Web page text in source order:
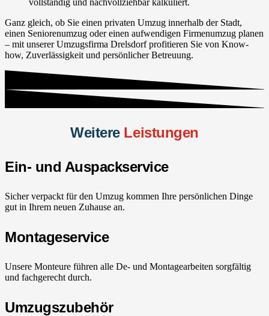
vollständig und nachvollziehbar kalkuliert.
Ganz gleich, ob Sie einen privaten Umzug innerhalb der Stadt,
einen Seniorenumzug oder einen aufwendigen Firmenumzug planen
– mit unserer Umzugsfirma Drelsdorf profitieren Sie von Know-
how, Zuverlässigkeit und persönlicher Betreuung.
Weitere Leistungen
Ein- und Auspackservice
Sicher verpackt für den Umzug kommen Ihre persönlichen Dinge
gut in Ihrem neuen Zuhause an.
Montageservice
Unsere Monteure führen alle De- und Montagearbeiten sorgfältig
und fachgerecht durch.
Umzugszubehör